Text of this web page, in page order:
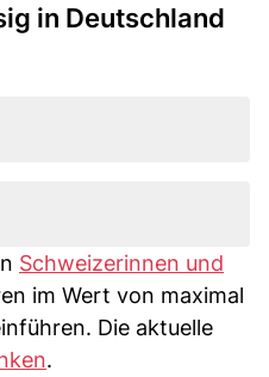
in Deutschland
Schweizerinnen und
im Wert von maximal
Die aktuelle
.